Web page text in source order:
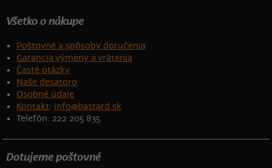
Všetko o nákupe
Poštovné a spôsoby doručenia
Garancia výmeny a vrátenia
Časté otázky
Naše desatoro
Osobné údaje
Kontakt: info@bastard.sk
Telefón: 222 205 835
Dotujeme poštovné